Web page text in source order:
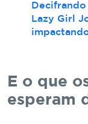
Lazy Girl
E o que
esperam